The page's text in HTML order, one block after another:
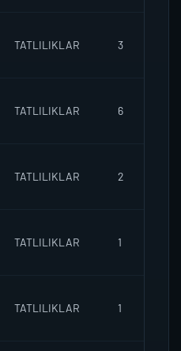
TATLILIKLAR 3
TATLILIKLAR 6
TATLILIKLAR 2
TATLILIKLAR 1
TATLILIKLAR 1